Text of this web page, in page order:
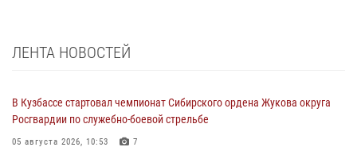
ЛЕНТА НОВОСТЕЙ
В Кузбассе стартовал чемпионат Сибирского ордена Жукова округа
Росгвардии по служебно-боевой стрельбе
05 августа 2026, 10:53 7